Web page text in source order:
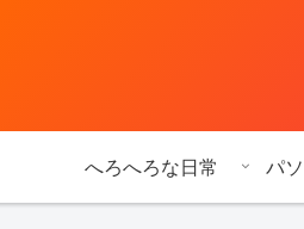
へろへろな日常 パ